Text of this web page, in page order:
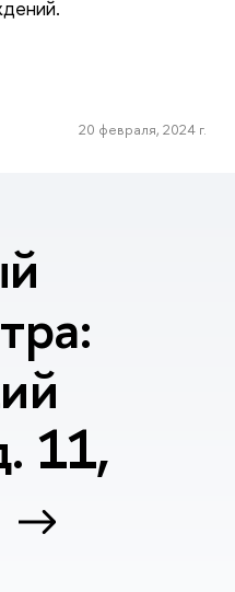
20 февраля, 2024 г.
11,